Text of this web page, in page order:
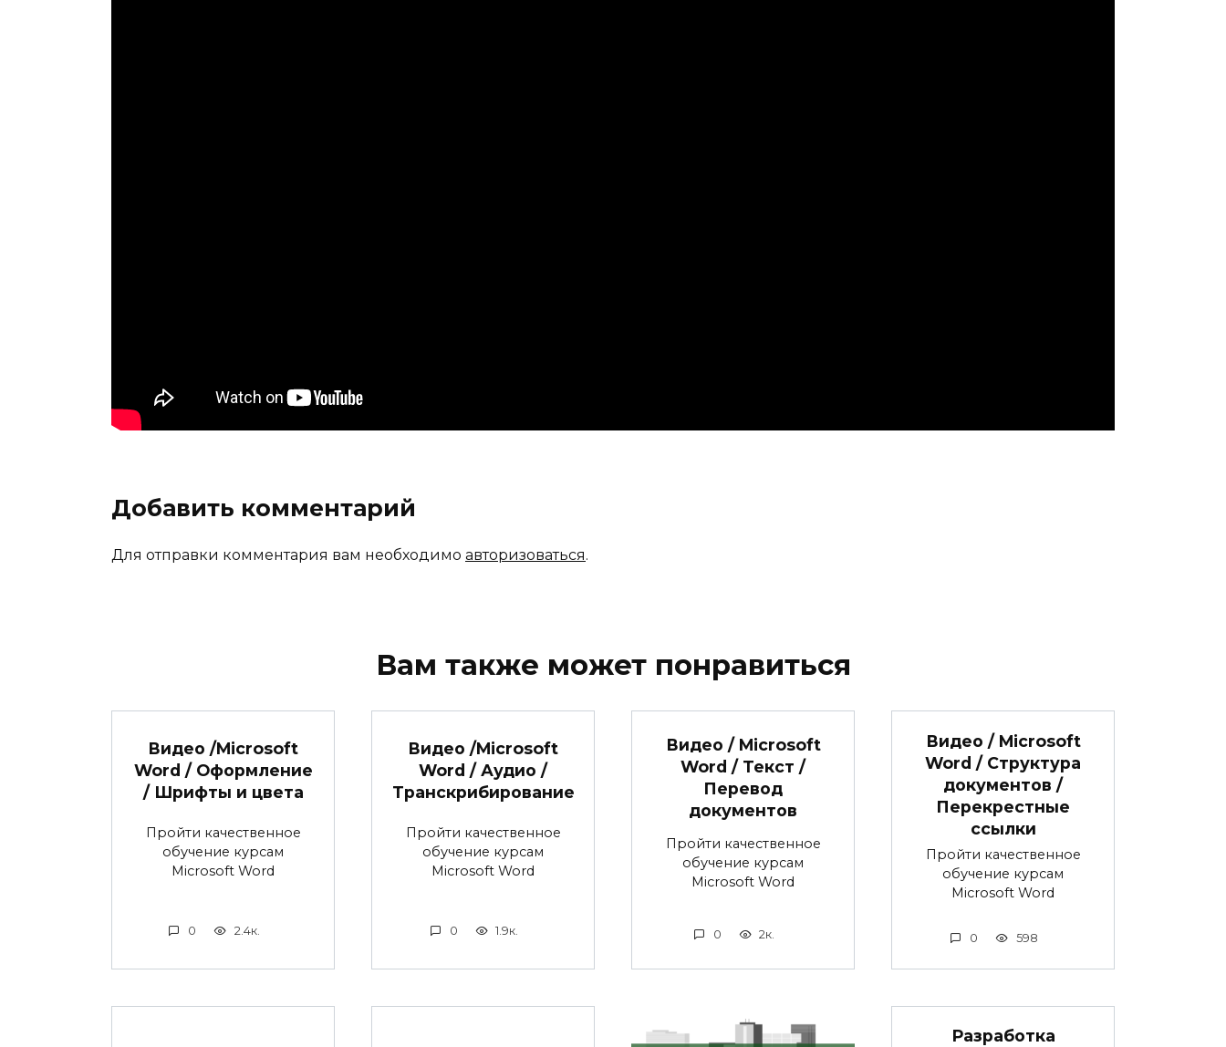
Добавить комментарий
Для отправки комментария вам необходимо авторизоваться.
Вам также может понравиться
Видео /Microsoft
Word / Оформление
/ Шрифты и цвета
Пройти качественное
обучение курсам
Microsoft Word
0 2.4к.
Видео /Microsoft
Word / Аудио /
Транскрибирование
Пройти качественное
обучение курсам
Microsoft Word
0 1.9к.
Видео / Microsoft
Word / Текст /
Перевод
документов
Пройти качественное
обучение курсам
Microsoft Word
0 2к.
Видео / Microsoft
Word / Структура
документов /
Перекрестные
ссылки
Пройти качественное
обучение курсам
Microsoft Word
0 598
Разработка